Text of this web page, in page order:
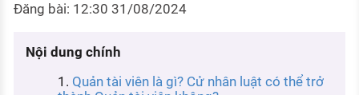
Tử vi nghề nghiệp
Kỹ năng nghề nghiệp
HƯỚNG NGHIỆP VIỆC LÀM
Đăng bài: 12:30 31/08/2024
Nội dung chính
Quản tài viên là gì? Cử nhân luật có thể trở